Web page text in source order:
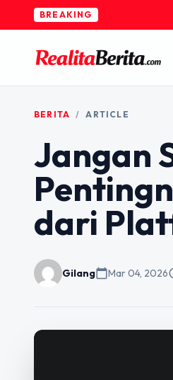
BREAKING
BERITA / ARTICLE
Jangan
dari
Gilangcalendar_todayMar 04, 2026